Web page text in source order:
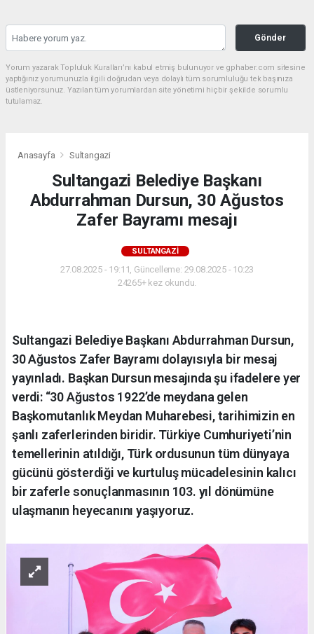
Gönder
Yorum yazarak Topluluk Kuralları’nı kabul etmiş bulunuyor ve gphaber.com sitesine
yaptığınız yorumunuzla ilgili doğrudan veya dolaylı tüm sorumluluğu tek başınıza
üstleniyorsunuz. Yazılan tüm yorumlardan site yönetimi hiçbir şekilde sorumlu
tutulamaz.
Anasayfa Sultangazi
Sultangazi Belediye Başkanı
Abdurrahman Dursun, 30 Ağustos
Zafer Bayramı mesajı
SULTANGAZI
27.08.2025 - 19:11, Güncelleme: 29.08.2025 - 10:23
24265+ kez okundu.
Sultangazi Belediye Başkanı Abdurrahman Dursun,
30 Ağustos Zafer Bayramı dolayısıyla bir mesaj
yayınladı. Başkan Dursun mesajında şu ifadelere yer
verdi: “30 Ağustos 1922’de meydana gelen
Başkomutanlık Meydan Muharebesi, tarihimizin en
şanlı zaferlerinden biridir. Türkiye Cumhuriyeti’nin
temellerinin atıldığı, Türk ordusunun tüm dünyaya
gücünü gösterdiği ve kurtuluş mücadelesinin kalıcı
bir zaferle sonuçlanmasının 103. yıl dönümüne
ulaşmanın heyecanını yaşıyoruz.